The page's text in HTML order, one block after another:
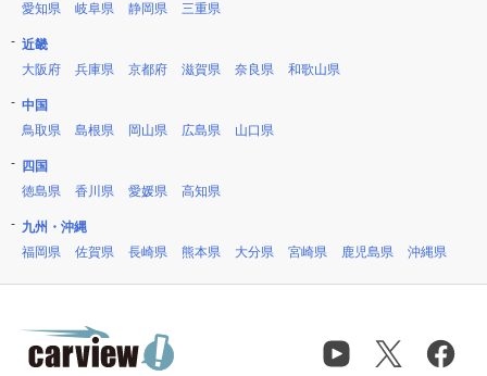
愛知県
岐阜県 静岡県 三重県
近畿
大阪府
兵庫県 京都府 滋賀県 奈良県 和歌山県
中国
鳥取県
島根県 岡山県 広島県 山口県
四国
徳島県
香川県 愛媛県 高知県
九州・沖縄
福岡県
佐賀県 長崎県 熊本県 大分県 宮崎県 鹿児島県 沖縄県